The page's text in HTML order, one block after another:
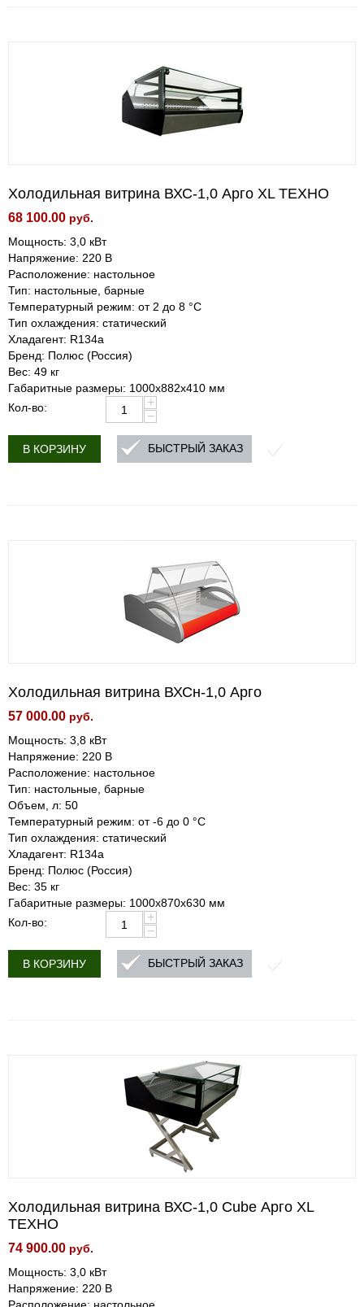
Холодильная витрина ВХС-1,0 Арго XL ТЕХНО
68 100.00 руб.
Мощность: 3,0 кВт
Напряжение: 220 В
Расположение: настольное
Тип: настольные, барные
Температурный режим: от 2 до 8 °С
Тип охлаждения: статический
Хладагент: R134a
Бренд: Полюс (Россия)
Вес: 49 кг
Габаритные размеры: 1000х882х410 мм
Кол-во:
+
−
В КОРЗИНУ БЫСТРЫЙ ЗАКАЗ
Холодильная витрина ВХСн-1,0 Арго
57 000.00 руб.
Мощность: 3,8 кВт
Напряжение: 220 В
Расположение: настольное
Тип: настольные, барные
Объем, л: 50
Температурный режим: от -6 до 0 °С
Тип охлаждения: статический
Хладагент: R134a
Бренд: Полюс (Россия)
Вес: 35 кг
Габаритные размеры: 1000х870х630 мм
Кол-во:
+
−
В КОРЗИНУ БЫСТРЫЙ ЗАКАЗ
Холодильная витрина ВХС-1,0 Cube Арго XL
ТЕХНО
74 900.00 руб.
Мощность: 3,0 кВт
Напряжение: 220 В